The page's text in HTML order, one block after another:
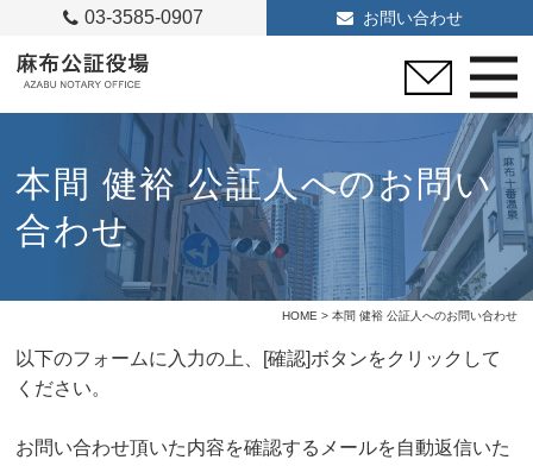
03-3585-0907 お問い合わせ
本間 健裕 公証人へのお問い
合わせ
HOME > 本間 健裕 公証人へのお問い合わせ
以下のフォームに入力の上、[確認]ボタンをクリックして
ください。
お問い合わせ頂いた内容を確認するメールを自動返信いた